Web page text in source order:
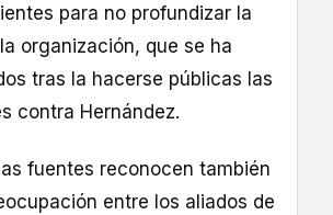
para no profundizar la
organización, que se ha
tras la hacerse públicas las
contra Hernández.
fuentes reconocen también
entre los aliados de